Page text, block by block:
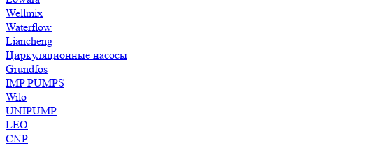
Wellmix
Waterflow
Liancheng
Циркуляционные насосы
Grundfos
IMP PUMPS
Wilo
UNIPUMP
LEO
CNP